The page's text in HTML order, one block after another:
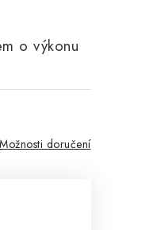
o výkonu
Možnosti doručení